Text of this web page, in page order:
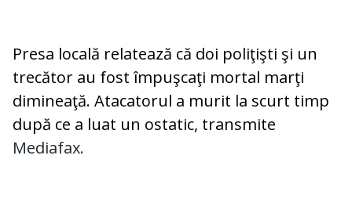
Presa locală relatează că doi poliţişti şi un
trecător au fost împuşcaţi mortal marţi
dimineaţă. Atacatorul a murit la scurt timp
după ce a luat un ostatic, transmite
Mediafax.